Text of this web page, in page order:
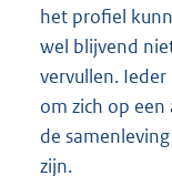
het profiel
wel blijvend
vervullen.
om zich op
de
zijn.